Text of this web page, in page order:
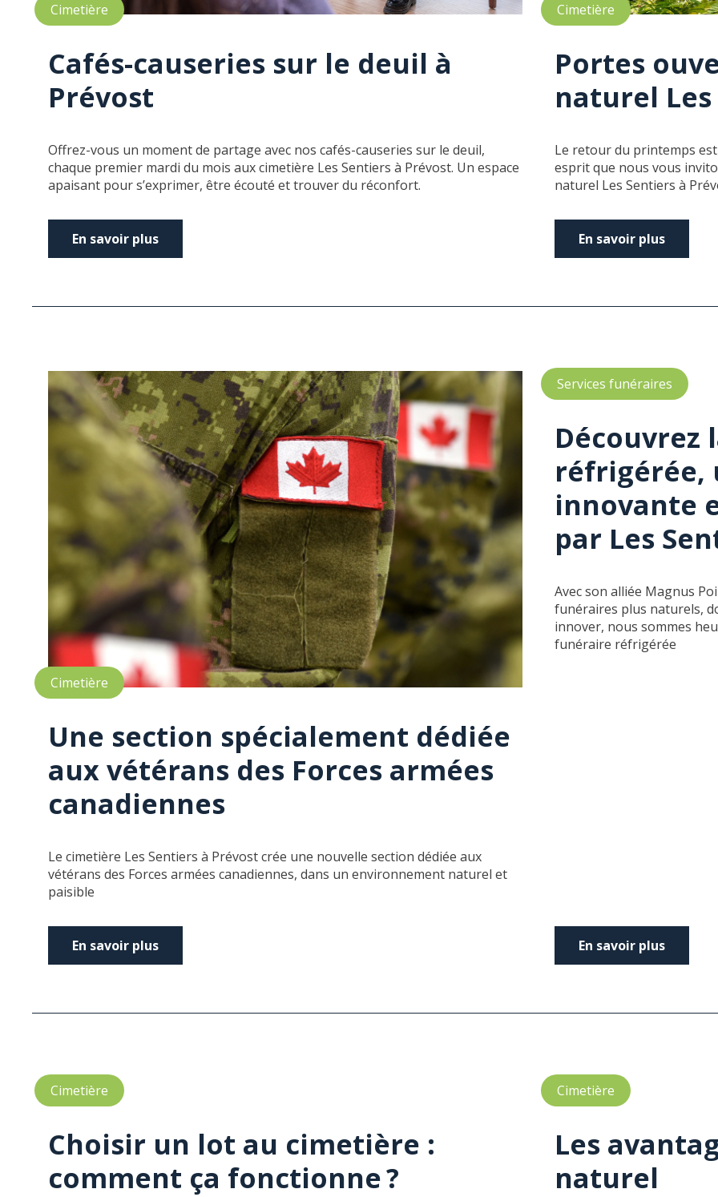
Cimetière
Cafés-causeries sur le deuil à
Prévost
Offrez-vous un moment de partage avec nos cafés-causeries sur le deuil,
chaque premier mardi du mois aux cimetière Les Sentiers à Prévost. Un espace
apaisant pour s’exprimer, être écouté et trouver du réconfort.
En savoir plus
Cimetière
Portes
naturel
Le retour du printemps est
esprit que nous vous
naturel Les Sentiers à
En savoir plus
Cimetière
Une section spécialement dédiée
aux vétérans des Forces armées
canadiennes
Le cimetière Les Sentiers à Prévost crée une nouvelle section dédiée aux
vétérans des Forces armées canadiennes, dans un environnement naturel et
paisible
En savoir plus
Services funéraires
réfrigérée,
innovante
par Les
Avec son alliée Magnus
funéraires plus naturels,
innover, nous sommes
funéraire réfrigérée
En savoir plus
Cimetière
Choisir un lot au cimetière :
comment ça fonctionne ?
Cimetière
Les
naturel